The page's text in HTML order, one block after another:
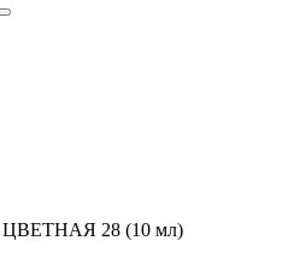
ЦВЕТНАЯ 28 (10 мл)